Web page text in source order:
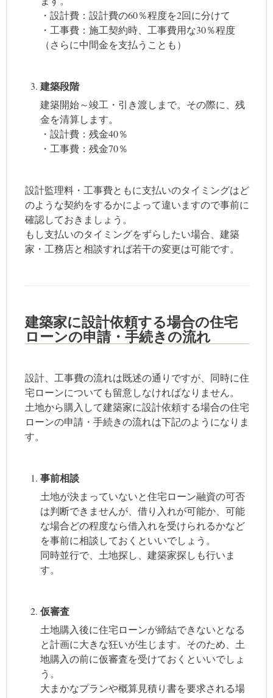
・設計費：設計費の60％程度を2回に分けて
・工事費：施工契約時、工事費用な30％程度
（さらに中間金を支払うことも）
建築段階
建築開始～竣工・引き渡しまで。その際に、残
金を清算します。
・設計費：残金40％
・工事費：残金70％
設計監理料・工事費ともに支払いのタイミングはど
のような契約をするかによって違いますので事前に
確認しておきましょう。
もし支払いのタイミングをずらしたい場合、建築
家・工務店と相談すれば若干の変更は可能です。
建築家に設計依頼する場合の住宅
ローンの申請・手続きの流れ
設計、工事費の流れは既述の通りですが、同時に住
宅ローンについても留意しなければなりません。
土地から購入して建築家に設計依頼する場合の住宅
ローンの申請・手続きの流れは下記のようになりま
す。
事前相談
土地が決まっていないと住宅ローン融資の可否
は判断できませんが、借り入れが可能か、可能
な場合どの程度なら借入れを受けられるかなど
を事前に相談しておくといいでしょう。
同時並行で、土地探し、建築家探しも行いま
す。
仮審査
土地購入後に住宅ローンが締結できないとなる
と計画に大きな狂いが生じます。そのため、土
地購入の前に仮審査を受けておくといいでしょ
う。
大まかなプランや概算見積り書を要求される場